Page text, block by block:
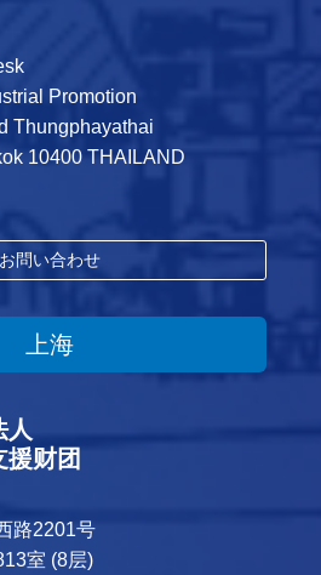
Promotion
Thungphayathai
10400 THAILAND
お問い合わせ
上海
人
援财团
路2201号
室 (8层)